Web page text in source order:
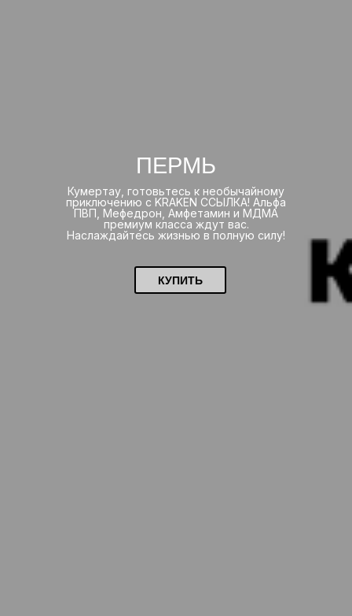
ПЕРМЬ
Кумертау, готовьтесь к необычайному
приключению с KRAKEN ССЫЛКА! Альфа
ПВП, Мефедрон, Амфетамин и МДМА
премиум класса ждут вас.
Наслаждайтесь жизнью в полную силу!
КУПИТЬ